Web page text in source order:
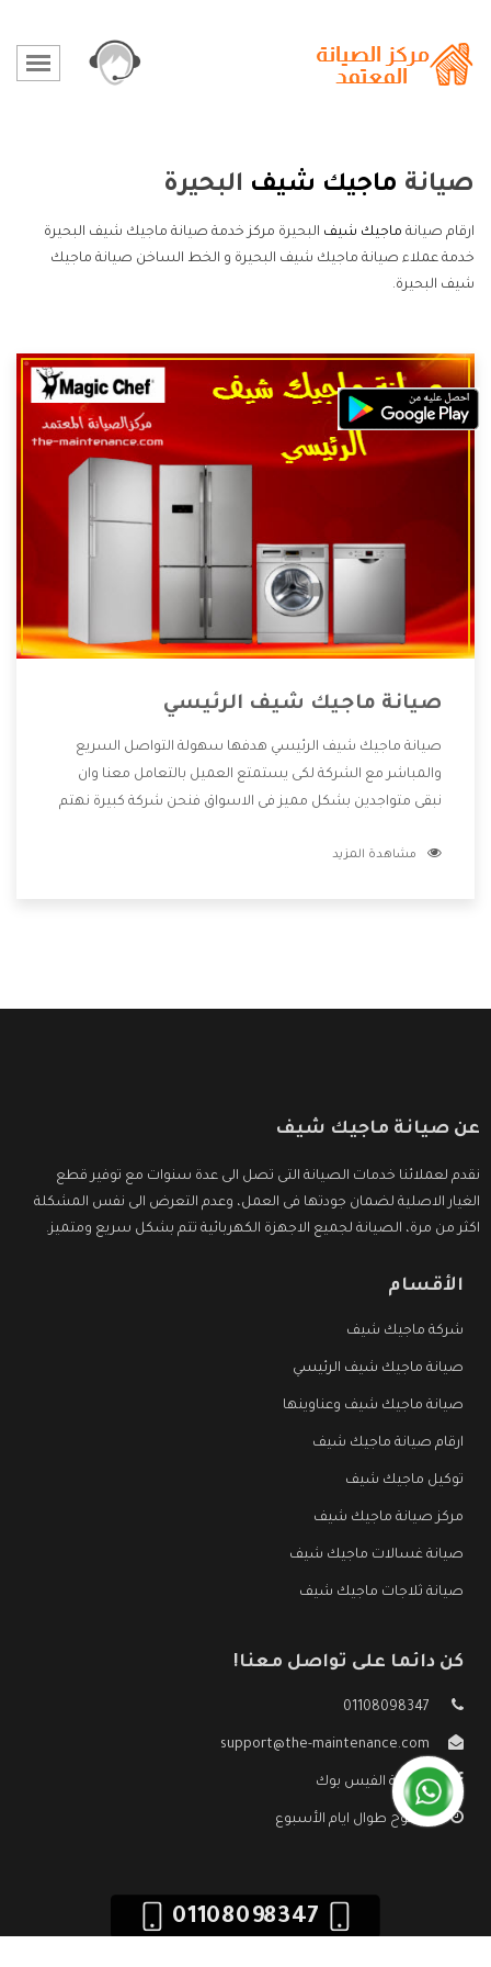
صيانة ماجيك شيف البحيرة
ارقام صيانة ماجيك شيف البحيرة مركز خدمة صيانة ماجيك شيف البحيرة
خدمة عملاء صيانة ماجيك شيف البحيرة و الخط الساخن صيانة ماجيك
شيف البحيرة.
صيانة ماجيك شيف الرئيسي
صيانة ماجيك شيف الرئيسي هدفها سهولة التواصل السريع
والمباشر مع الشركة لكى يستمتع العميل بالتعامل معنا وان
نبقى متواجدين بشكل مميز فى الاسواق فنحن شركة كبيرة نهتم
الشركة بها والتى تكون منها خدمة الصيانة التى تكون من أهم
مشاهدة المزيد
عن صيانة ماجيك شيف
نقدم لعملائنا خدمات الصيانة التى تصل الى عدة سنوات مع توفير قطع
الغيار الاصلية لضمان جودتها فى العمل، وعدم التعرض الى نفس المشكلة
اكثر من مرة، الصيانة لجميع الاجهزة الكهربائية تتم بشكل سريع ومتميز.
الأقسام
شركة ماجيك شيف
صيانة ماجيك شيف الرئيسي
صيانة ماجيك شيف وعناوينها
ارقام صيانة ماجيك شيف
توكيل ماجيك شيف
مركز صيانة ماجيك شيف
صيانة غسالات ماجيك شيف
صيانة ثلاجات ماجيك شيف
كن دائما على تواصل معنا!
01108098347
support@the-maintenance.com
صفحة الفيس بوك
مفتوح طوال ايام الأسبوع
01108098347